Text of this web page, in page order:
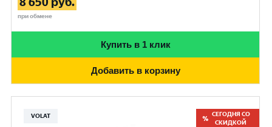
при обмене
Купить в 1 клик
Добавить в корзину
VOLAT
СЕГОДНЯ СО
СКИДКОЙ